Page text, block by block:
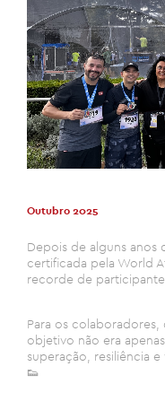
Outubro 2025
Depois de alguns anos
certificada pela World
recorde de
Para os
objetivo não era
superação, resiliência
👟